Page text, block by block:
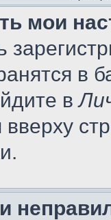
мои
в
в
вверху